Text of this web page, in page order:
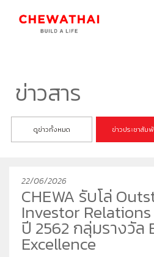
บ้าน
ชีวาวัลย์ ปิ่นเกล้า-สาทร
ชีวารมย์ ราชพฤกษ์ตัดใหม่
คอนโดมิเนียม
ชีวาทัย ปิ่นเกล้า
ชีวาทัย เรสซิเดนซ์ ทองหล่อ
ชีวาทัย ฮอลล์มาร์ค ลาดพร้าว
ชีวาทัย เกษตร - นวมินทร์
ชีวาโฮม สุขสวัสดิ์ - ประชาอุทิศ
ชีวาโฮม วงแหวน - ลำลูกกา
ชีวาโฮม กรุงเทพ - ปทุม
ชีวาโฮม รังสิต - ปทุม
โฮมออฟฟิศ
ชีวา บิซ โฮม เอกชัย-บางบอน
ที่อยู่อาศัยมือสอง
ค้นหาตามโซน
นักลงทุนสัมพันธ์
ข่าวสาร
ดูข่าวทั้งหมด ข่าวประชาสัม
22/06/2026
CHEWA รับโล่
Investor Relations
ปี 2562 กลุ่มรางวัล
Excellence